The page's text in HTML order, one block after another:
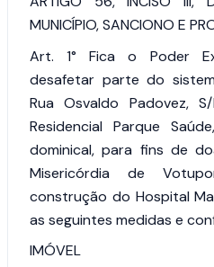
MUNICÍPIO, SANCIONO E
Art. 1° Fica o Poder
desafetar parte do
Rua Osvaldo Padovez,
Residencial Parque
dominical, para fins de
Misericórdia de
construção do Hospital
as seguintes medidas e
IMÓVEL